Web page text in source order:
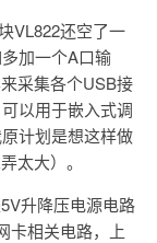
VL822还空了一
加一个A口输
采集各个USB接
以用于嵌入式调
计划是想这样做
太大）。
升降压电源电路
卡相关电路，上